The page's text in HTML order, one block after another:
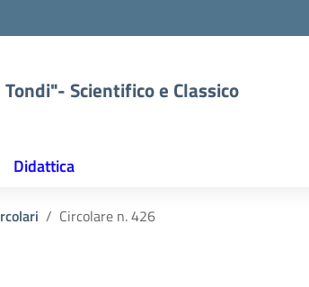
Scientifico e Classico
Didattica
Circolare n. 426